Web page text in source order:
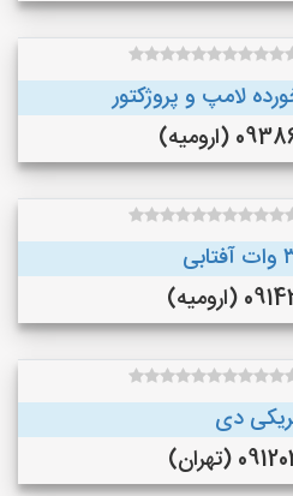
لامپ و پروژکتور
دی
(تهران)